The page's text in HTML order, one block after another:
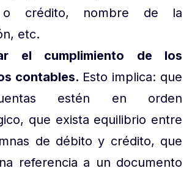
o crédito, nombre de la
etc.
el cumplimiento de los
contables. Esto implica: que
estén en orden
que exista equilibrio entre
de débito y crédito, que
referencia a un documento